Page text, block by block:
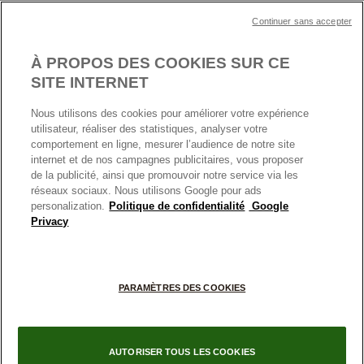
Plan du site
Politique des cookies
Politique de confidentialité
Conditions générales de vente
Conditions générales de vente Click & Collect
Plateforme ODR
Information sur le fabricant et l'importateur
Index égalité Femme/Homme
FRANCE
France
© TOUS DROITS RESERVES. 2026 Pandora
À PROPOS DES COOKIES SUR CE
SITE INTERNET
Nous utilisons des cookies pour améliorer votre expérience
utilisateur, réaliser des statistiques, analyser votre
comportement en ligne, mesurer l’audience de notre site
internet et de nos campagnes publicitaires, vous proposer
de la publicité, ainsi que promouvoir notre service via les
réseaux sociaux. Nous utilisons Google pour ads
personalization. Politique de confidentialité Google
Privacy
PARAMÈTRES DES COOKIES
AUTORISER TOUS LES COOKIES
Continuer sans accepter